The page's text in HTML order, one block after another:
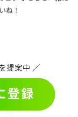
ね！
提案中 ／